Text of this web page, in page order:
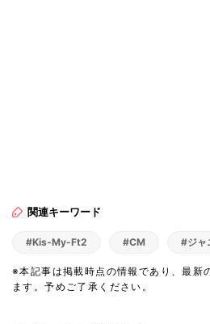
関連キーワード
#Kis-My-Ft2 #CM #ジャ
※本記事は掲載時点の情報であり、最新
ます。予めご了承ください。